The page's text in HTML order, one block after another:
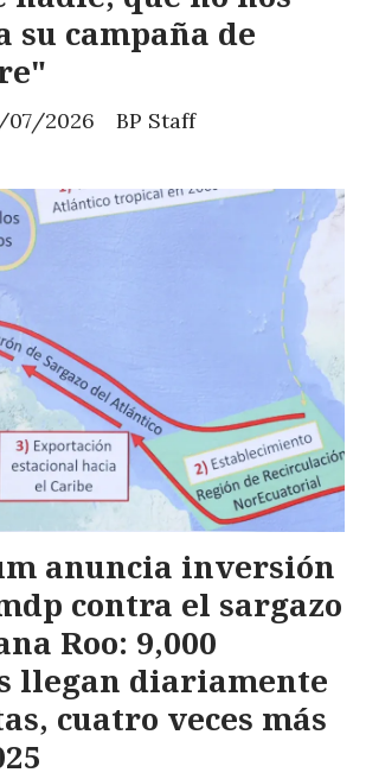
su campaña de
BP Staff
07/2026
anuncia inversión
contra el sargazo
Roo: 9,000
llegan diariamente
cuatro veces más